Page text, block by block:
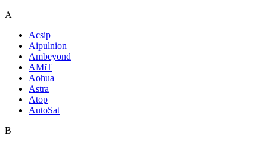
A
Acsip
Aipulnion
Ambeyond
AMiT
Aohua
Astra
Atop
AutoSat
B